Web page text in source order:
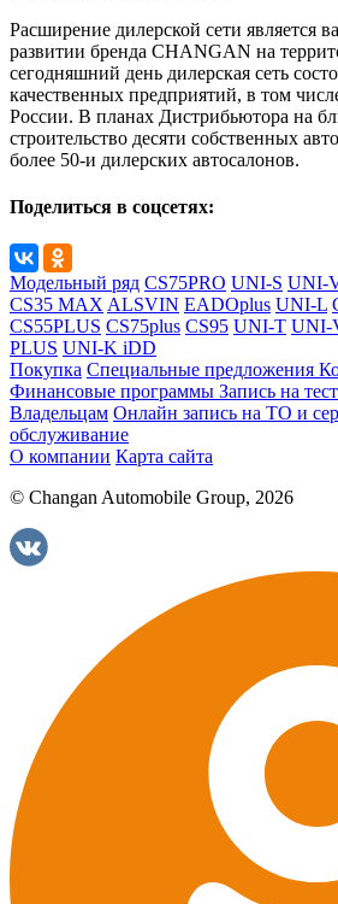
Расширение дилерской сети является
развитии бренда СHANGAN на
сегодняшний день дилерская сеть
качественных предприятий, в том
России. В планах Дистрибьютора на
строительство десяти собственных
более 50-и дилерских автосалонов.
Поделиться в соцсетях:
Модельный ряд CS75PRO UNI-S UNI-
CS35 MAX ALSVIN EADOplus UNI-L
CS55PLUS CS75plus CS95 UNI-T UNI-
PLUS UNI-K iDD
Покупка Специальные предложения
Финансовые программы Запись на
Владельцам Онлайн запись на ТО и
обслуживание
О компании Карта сайта
© Changan Automobile Group, 2026